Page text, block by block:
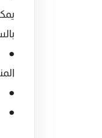
●
●
●